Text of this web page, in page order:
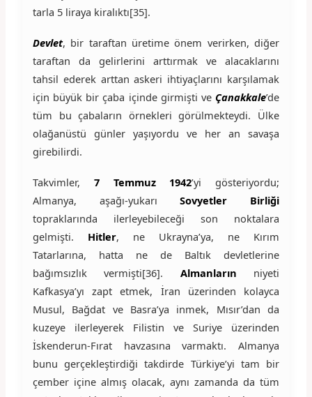
tarla 5 liraya kiralıktı[35].
Devlet, bir taraftan üretime önem verirken, diğer
taraftan da gelirlerini arttırmak ve alacaklarını
tahsil ederek arttan askeri ihtiyaçlarını karşılamak
için büyük bir çaba içinde girmişti ve Çanakkale’de
tüm bu çabaların örnekleri görülmekteydi. Ülke
olağanüstü günler yaşıyordu ve her an savaşa
girebilirdi.
Takvimler, 7 Temmuz 1942’yi gösteriyordu;
Almanya, aşağı-yukarıSovyetler Birliği
topraklarında ilerleyebileceği son noktalara
gelmişti. Hitler, ne Ukrayna’ya, ne Kırım
Tatarlarına, hatta ne de Baltık devletlerine
bağımsızlık vermişti[36]. Almanların niyeti
Kafkasya’yı zapt etmek, İran üzerinden kolayca
Musul, Bağdat ve Basra’ya inmek, Mısır’dan da
kuzeye ilerleyerek Filistin ve Suriye üzerinden
İskenderun-Fırat havzasına varmaktı. Almanya
bunu gerçekleştirdiği takdirde Türkiye’yi tam bir
çember içine almış olacak, aynı zamanda da tüm